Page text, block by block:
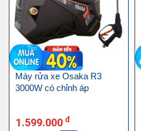
Máy rửa xe Osaka R3
3000W có chỉnh áp
1.599.000 đ